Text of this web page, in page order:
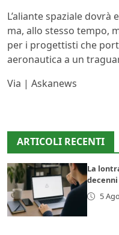
L’aliante spaziale
ma, allo stesso tempo,
per i progettisti che
aeronautica a un
Via | Askanews
ARTICOLI RECENTI
La
decenni
5